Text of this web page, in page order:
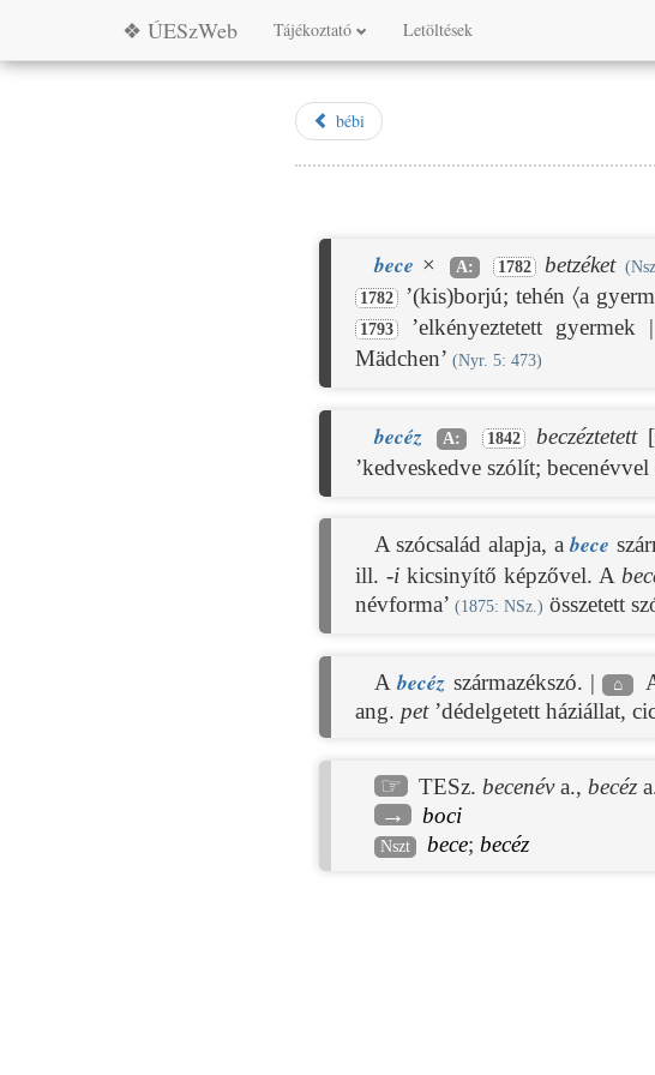
❖ ÚESzWeb Tájékoztató Letöltések
bébi
bece × A: 1782 betzéket
1782 ’(kis)borjú; tehén 〈a
1793 ’elkényeztetett gyermek
Mädchen’ (Nyr. 5: 473)
becéz A: 1842 beczéztetett
’kedveskedve szólít;
A szócsalád alapja, abece
ill. -ikicsinyítő képzővel. A
névforma’ (1875: NSz.) összetett
Abecéz származékszó. | ⌂
ang. pet’dédelgetett háziállat,
☞ TESz. becenéva., becéz
→ boci
Nszt bece; becéz